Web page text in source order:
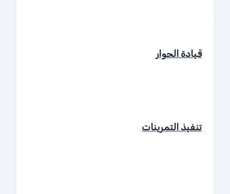
قيادة الحوار
تنفيذ التمرينات